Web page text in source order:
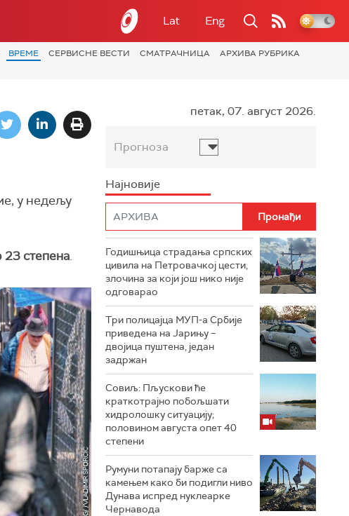
Lat Eng
ВРЕМЕ СЕРВИСНЕ ВЕСТИ СМАТРАЧНИЦА
АРХИВА РУБРИКА
у недељу
23 степена.
петак, 07. август 2026.
Прогноза
Најновије
Годишњица страдања српских
цивила на Петровачкој цести,
злочина за који још нико није
одговарао
Три полицајца МУП-а Србије
приведена на Јарињу –
двојица пуштена, један
задржан
Совиљ: Пљускови ће
краткотрајно побољшати
хидролошку ситуацију;
половином августа опет 40
степени
Румуни потапају барже са
камењем како би подигли ниво
Дунава испред нуклеарке
Чернавода